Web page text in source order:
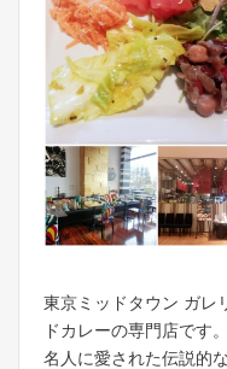
東京ミッドタウン ガレ
ドカレーの専門店です
名人に愛された伝説的